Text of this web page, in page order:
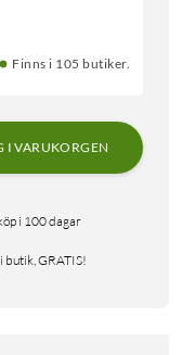
Finns i 105 butiker.
I VARUKORGEN
i 100 dagar
butik, GRATIS!